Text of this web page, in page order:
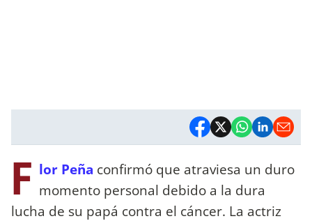
F lor Peña confirmó que atraviesa un duro
momento personal debido a la dura
lucha de su papá contra el cáncer. La actriz